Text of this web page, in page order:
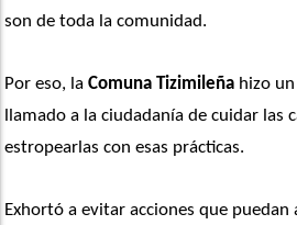
son de toda la comunidad.
Por eso, la Comuna Tizimileña hizo
llamado a la ciudadanía de cuidar las
estropearlas con esas prácticas.
Exhortó a evitar acciones que puedan